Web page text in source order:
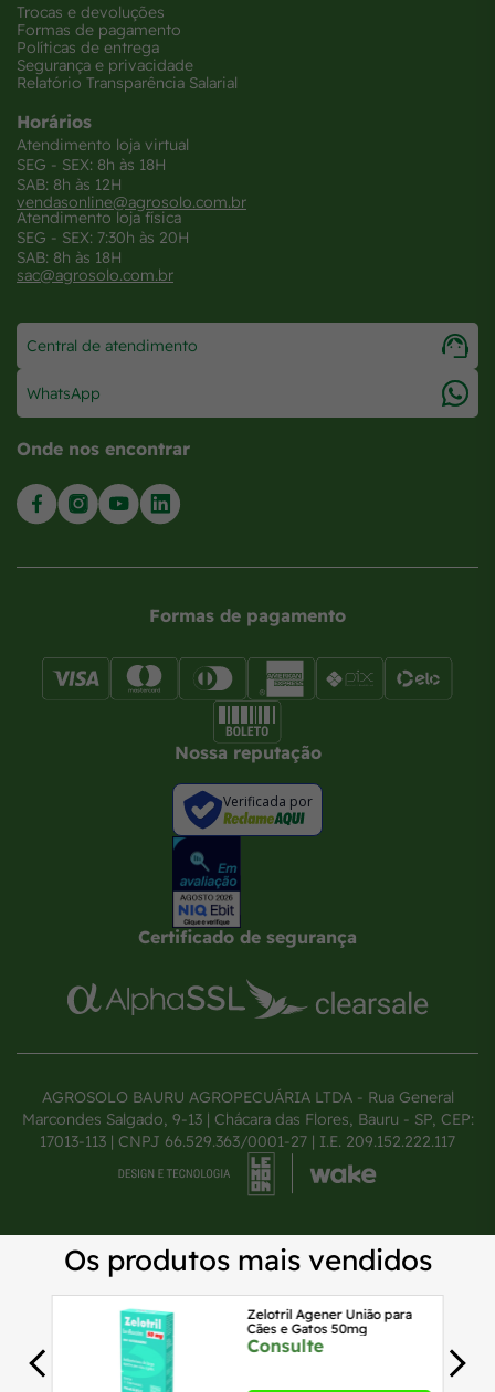
Trocas e devoluções
Formas de pagamento
Políticas de entrega
Segurança e privacidade
Relatório Transparência Salarial
Horários
Atendimento loja virtual
SEG - SEX: 8h às 18H
SAB: 8h às 12H
vendasonline@agrosolo.com.br
Atendimento loja física
SEG - SEX: 7:30h às 20H
SAB: 8h às 18H
sac@agrosolo.com.br
Central de atendimento
WhatsApp
Onde nos encontrar
Formas de pagamento
Nossa reputação
Verificada por
Certificado de segurança
AGROSOLO BAURU AGROPECUÁRIA LTDA - Rua General
Marcondes Salgado, 9-13 | Chácara das Flores, Bauru - SP, CEP:
17013-113 | CNPJ 66.529.363/0001-27 | I.E. 209.152.222.117